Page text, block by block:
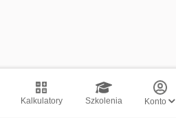
Kalkulatory Szkolenia Konto